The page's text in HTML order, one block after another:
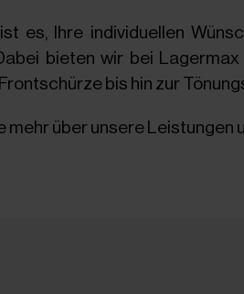
es, Ihre individuellen
bieten wir bei
bis hin zur
mehr über unsere Leistungen